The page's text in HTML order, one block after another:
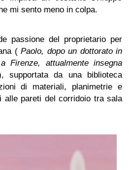
mi sento meno in colpa.
passione del proprietario per
(Paolo, dopo un dottorato in
Firenze, attualmente insegna
da una biblioteca
di materiali, planimetrie e
alle pareti del corridoio tra sala